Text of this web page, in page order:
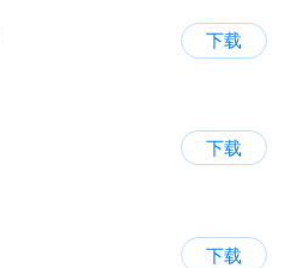
下载
下载
下载